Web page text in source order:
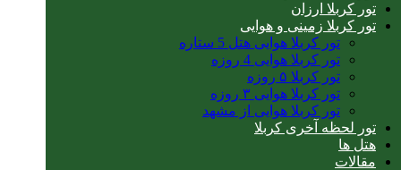
تور کربلا ارزان
تور کربلا زمینی و هوایی
تور کربلا هوایی هتل 5 ستاره
تور کربلا هوایی 4 روزه
تور کربلا ۵ روزه
تور کربلا هوایی ۳ روزه
تور کربلا هوایی از مشهد
تور لحظه آخری کربلا
هتل ها
مقالات